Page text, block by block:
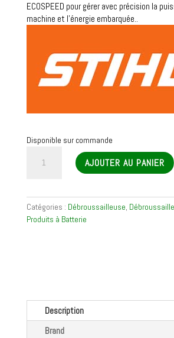
ECOSPEED pour gérer avec précision la
machine et l’énergie embarquée..
Disponible sur commande
Débroussailleuse
90R
AJOUTER AU PANIER
Catégories : Débroussailleuse,
Produits à Batterie
Description
Brand